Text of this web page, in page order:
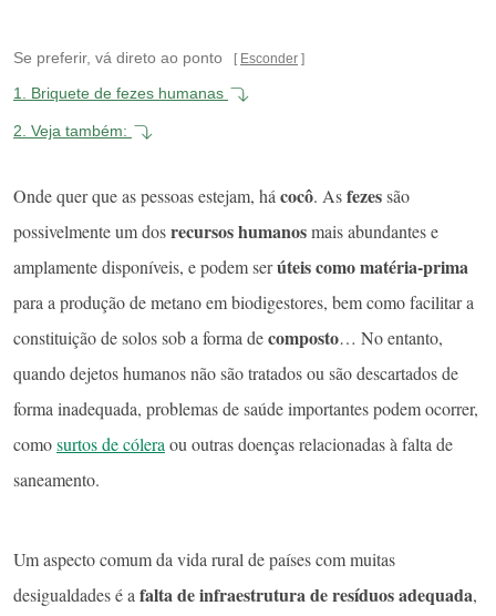
Se preferir, vá direto ao ponto Esconder
1. Briquete de fezes humanas
2. Veja também:
Onde quer que as pessoas estejam, há cocô. Asfezessão
possivelmente um dosrecursos humanosmais abundantes e
amplamente disponíveis, e podem serúteis como matéria-prima
para a produção de metano em biodigestores, bem como facilitar a
constituição de solos sob a forma decomposto… No entanto,
quando dejetos humanos não são tratados ou são descartados de
forma inadequada, problemas de saúde importantes podem ocorrer,
comosurtos de cólera ou outras doenças relacionadas à falta de
saneamento.
Um aspecto comum da vida rural de países com muitas
desigualdades é a falta de infraestrutura de resíduos adequada,